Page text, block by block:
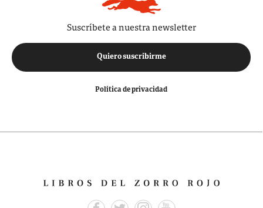
Suscríbete a nuestra newsletter
Quiero suscribirme
Política de privacidad